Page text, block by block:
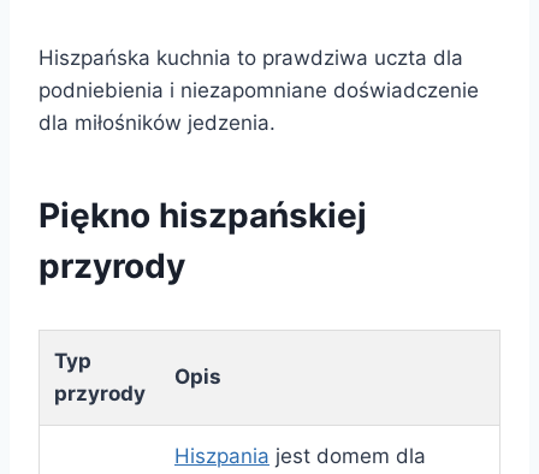
Hiszpańska kuchnia to prawdziwa uczta dla
podniebienia i niezapomniane doświadczenie
dla miłośników jedzenia.
Piękno hiszpańskiej
przyrody
Typ
przyrody
Opis
Hiszpania jest domem dla